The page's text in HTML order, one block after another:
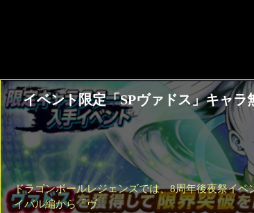
イベント限定「SPヴァドス」キャ
ドラゴンボールレジェンズでは、8周年後夜祭イ
イバル編から「ヴ